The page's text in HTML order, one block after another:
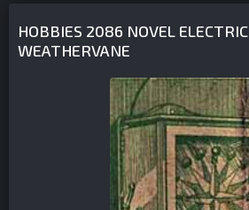
HOBBIES 2086 NOVEL ELECTRIC
WEATHERVANE